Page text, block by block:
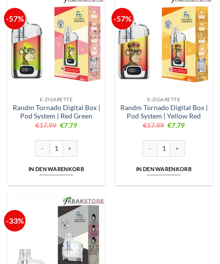
-57%
E-ZIGARETTE
Randm Tornado Digital Box |
Pod System | Red Green
€17,99 Ursprünglicher
Preis
€7,79Aktueller
Randm Tornado Digital Box | Pod System | Red Green Menge
IN DEN WARENKORB
-57%
E-ZIGARETTE
Randm Tornado Digital Box |
Pod System | Yellow Red
€17,99 Ursprünglicher
Preis
€7,79Aktueller
Randm Tornado Digital Box |
IN DEN WARENKORB
-33%